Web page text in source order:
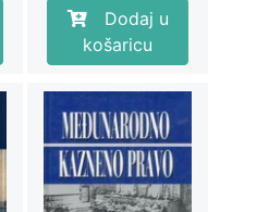
Dodaj u
košaricu